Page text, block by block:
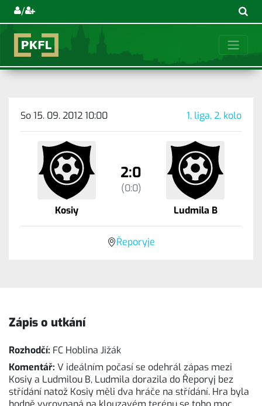
/
So 15. 09. 2012 10:00 1. liga, 2. kolo
Kosiy
2:0
(0:0)
Ludmila B
Řeporyje
Zápis o utkání
Rozhodčí: FC Hoblina Jižák
Komentář: V ideálním počasí se odehrál zápas mezi
Kosiy a Ludmilou B, Ludmila dorazila do Řeporyj bez
střídání natož Kosiy měli dva hráče na střídání. Hra byla